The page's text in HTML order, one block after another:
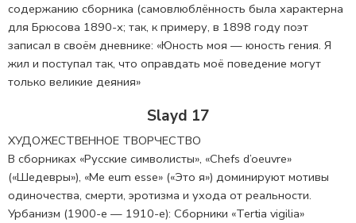
содержанию сборника (самовлюблённость была характерна
для Брюсова 1890-х; так, к примеру, в 1898 году поэт
записал в своём дневнике: «Юность моя — юность гения. Я
жил и поступал так, что оправдать моё поведение могут
только великие деяния»
Slayd 17
ХУДОЖЕСТВЕННОЕ ТВОРЧЕСТВО
В сборниках «Русские символисты», «Chefs d’oeuvre»
(«Шедевры»), «Me eum esse» («Это я») доминируют мотивы
одиночества, смерти, эротизма и ухода от реальности.
Урбанизм (1900-е — 1910-е): Сборники «Tertia vigilia»